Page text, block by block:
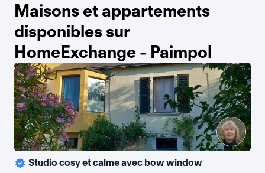
Maisons et appartements
disponibles sur
HomeExchange - Paimpol
Studio cosy et calme avec bow window